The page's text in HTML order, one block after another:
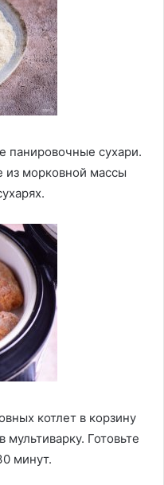
панировочные сухари.
морковной массы
котлет в корзину
мультиварку. Готовьте
минут.